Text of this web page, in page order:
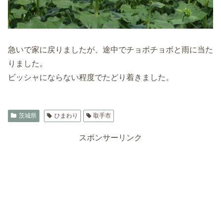
急いで家に戻りましたが、途中でチョボチョボと雨に当た
りました。
ビッシャにならない程度でたどり着きました。
茨城県 ひまわり 取手市
スポンサーリンク